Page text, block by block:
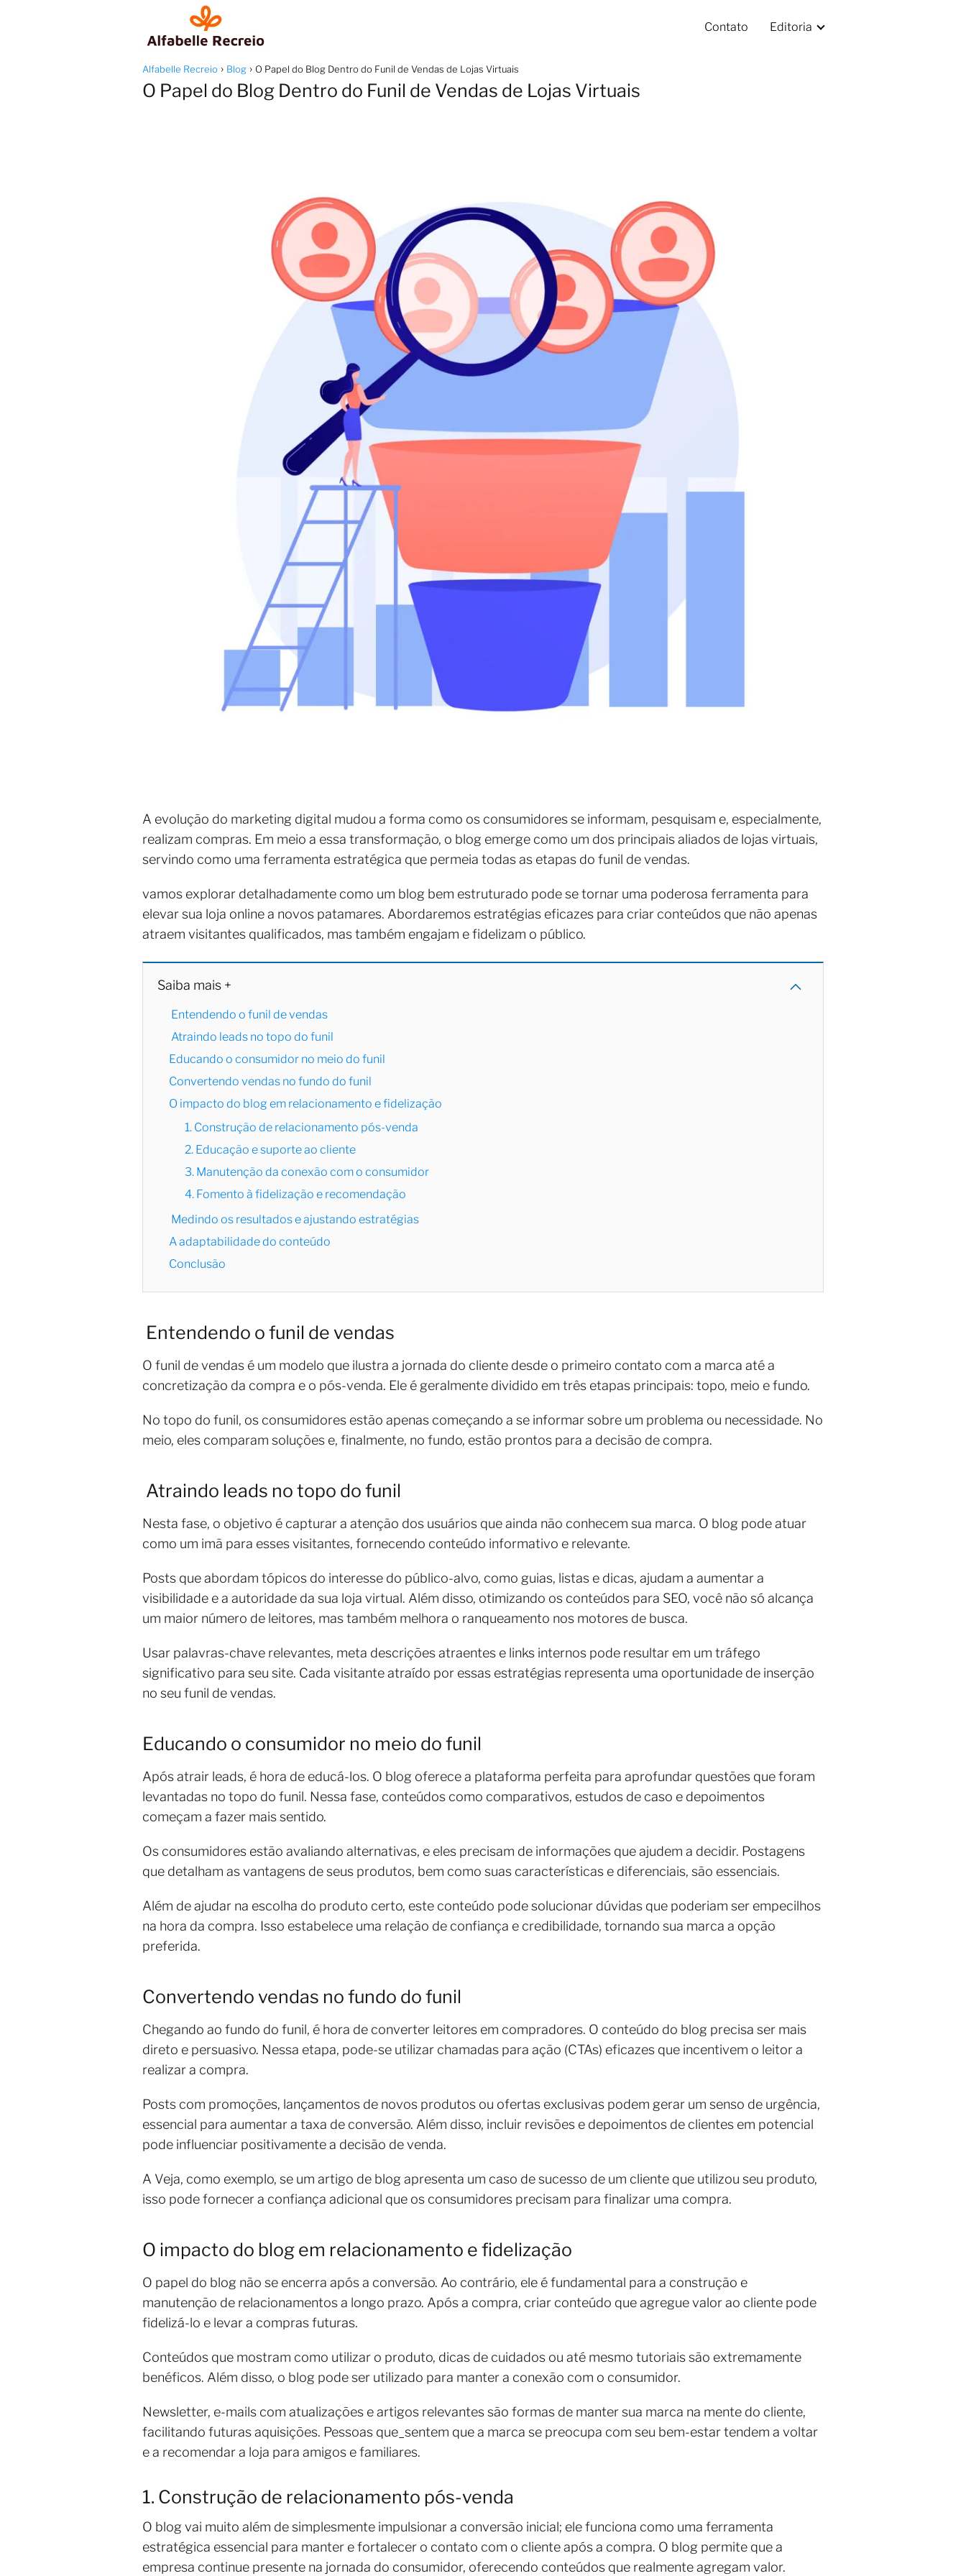
Contato Editoria
Alfabelle Recreio Blog O Papel do Blog Dentro do Funil de Vendas de Lojas Virtuais
O Papel do Blog Dentro do Funil de Vendas de Lojas Virtuais
A evolução do marketing digital mudou a forma como os consumidores se informam, pesquisam e, especialmente,
realizam compras. Em meio a essa transformação, o blog emerge como um dos principais aliados de lojas virtuais,
servindo como uma ferramenta estratégica que permeia todas as etapas do funil de vendas.
vamos explorar detalhadamente como um blog bem estruturado pode se tornar uma poderosa ferramenta para
elevar sua loja online a novos patamares. Abordaremos estratégias eficazes para criar conteúdos que não apenas
atraem visitantes qualificados, mas também engajam e fidelizam o público.
Saiba mais +
Entendendo o funil de vendas
Atraindo leads no topo do funil
Educando o consumidor no meio do funil
Convertendo vendas no fundo do funil
O impacto do blog em relacionamento e fidelização
1. Construção de relacionamento pós-venda
2. Educação e suporte ao cliente
3. Manutenção da conexão com o consumidor
4. Fomento à fidelização e recomendação
Medindo os resultados e ajustando estratégias
A adaptabilidade do conteúdo
Conclusão
Entendendo o funil de vendas
O funil de vendas é um modelo que ilustra a jornada do cliente desde o primeiro contato com a marca até a
concretização da compra e o pós-venda. Ele é geralmente dividido em três etapas principais: topo, meio e fundo.
No topo do funil, os consumidores estão apenas começando a se informar sobre um problema ou necessidade. No
meio, eles comparam soluções e, finalmente, no fundo, estão prontos para a decisão de compra.
Atraindo leads no topo do funil
Nesta fase, o objetivo é capturar a atenção dos usuários que ainda não conhecem sua marca. O blog pode atuar
como um imã para esses visitantes, fornecendo conteúdo informativo e relevante.
Posts que abordam tópicos do interesse do público-alvo, como guias, listas e dicas, ajudam a aumentar a
visibilidade e a autoridade da sua loja virtual. Além disso, otimizando os conteúdos para SEO, você não só alcança
um maior número de leitores, mas também melhora o ranqueamento nos motores de busca.
Usar palavras-chave relevantes, meta descrições atraentes e links internos pode resultar em um tráfego
significativo para seu site. Cada visitante atraído por essas estratégias representa uma oportunidade de inserção
no seu funil de vendas.
Educando o consumidor no meio do funil
Após atrair leads, é hora de educá-los. O blog oferece a plataforma perfeita para aprofundar questões que foram
levantadas no topo do funil. Nessa fase, conteúdos como comparativos, estudos de caso e depoimentos
começam a fazer mais sentido.
Os consumidores estão avaliando alternativas, e eles precisam de informações que ajudem a decidir. Postagens
que detalham as vantagens de seus produtos, bem como suas características e diferenciais, são essenciais.
Além de ajudar na escolha do produto certo, este conteúdo pode solucionar dúvidas que poderiam ser empecilhos
na hora da compra. Isso estabelece uma relação de confiança e credibilidade, tornando sua marca a opção
preferida.
Convertendo vendas no fundo do funil
Chegando ao fundo do funil, é hora de converter leitores em compradores. O conteúdo do blog precisa ser mais
direto e persuasivo. Nessa etapa, pode-se utilizar chamadas para ação (CTAs) eficazes que incentivem o leitor a
realizar a compra.
Posts com promoções, lançamentos de novos produtos ou ofertas exclusivas podem gerar um senso de urgência,
essencial para aumentar a taxa de conversão. Além disso, incluir revisões e depoimentos de clientes em potencial
pode influenciar positivamente a decisão de venda.
A Veja, como exemplo, se um artigo de blog apresenta um caso de sucesso de um cliente que utilizou seu produto,
isso pode fornecer a confiança adicional que os consumidores precisam para finalizar uma compra.
O impacto do blog em relacionamento e fidelização
O papel do blog não se encerra após a conversão. Ao contrário, ele é fundamental para a construção e
manutenção de relacionamentos a longo prazo. Após a compra, criar conteúdo que agregue valor ao cliente pode
fidelizá-lo e levar a compras futuras.
Conteúdos que mostram como utilizar o produto, dicas de cuidados ou até mesmo tutoriais são extremamente
benéficos. Além disso, o blog pode ser utilizado para manter a conexão com o consumidor.
Newsletter, e-mails com atualizações e artigos relevantes são formas de manter sua marca na mente do cliente,
facilitando futuras aquisições. Pessoas que_sentem que a marca se preocupa com seu bem-estar tendem a voltar
e a recomendar a loja para amigos e familiares.
1. Construção de relacionamento pós-venda
O blog vai muito além de simplesmente impulsionar a conversão inicial; ele funciona como uma ferramenta
estratégica essencial para manter e fortalecer o contato com o cliente após a compra. O blog permite que a
empresa continue presente na jornada do consumidor, oferecendo conteúdos que realmente agregam valor.